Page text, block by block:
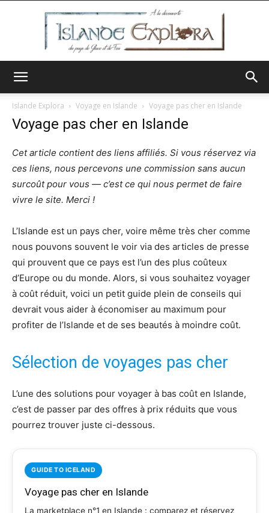
Islande Explora Voyage en Islande Voyage pas cher en Islande
Voyage pas cher en Islande
Cet article contient des liens affiliés. Si vous réservez via
ces liens, nous percevons une commission sans aucun
surcoût pour vous — c’est ce qui nous permet de faire
vivre le site. Merci !
L’Islande est un pays cher, voire même très cher comme
nous pouvons souvent le voir via des articles de presse
qui prouvent que ce pays est l’un des plus coûteux
d’Europe ou du monde. Alors, si vous souhaitez voyager
à coût réduit, voici un petit guide plein de conseils qui
devrait vous aider à économiser au maximum pour
profiter de l’Islande et de ses beautés à moindre coût.
Sélection de voyages pas cher
L’une des solutions pour voyager à bas coût en Islande,
c’est de passer par des offres à prix réduits que vous
pourrez trouver juste ci-dessous.
GUIDE TO ICELAND
Voyage pas cher en Islande
La marketplace n°1 en Islande : comparez et réservez